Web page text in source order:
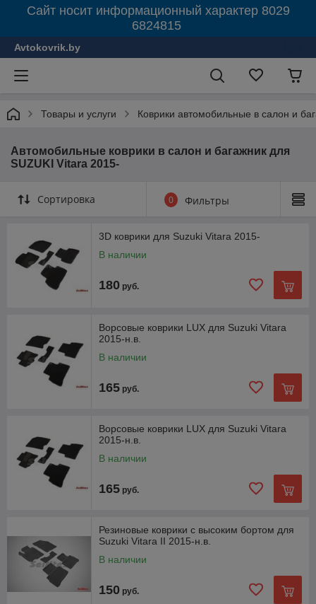
Сайт носит информационный характер 8029
6824815
Avtokovrik.by
Товары и услуги Коврики автомобильные в салон и
Автомобильные коврики в салон и багажник для
SUZUKI Vitara 2015-
Сортировка 0 Фильтры
3D коврики для Suzuki Vitara 2015-
В наличии
180 руб.
Ворсовые коврики LUX для Suzuki Vitara
2015-н.в.
В наличии
165 руб.
Ворсовые коврики LUX для Suzuki Vitara
2015-н.в.
В наличии
165 руб.
Резиновые коврики с высоким бортом для
Suzuki Vitara II 2015-н.в.
В наличии
150 руб.